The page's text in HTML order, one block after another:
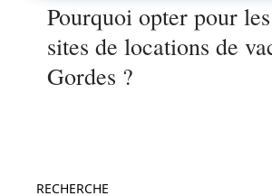
Pourquoi opter pour
sites de locations de
Gordes ?
RECHERCHE